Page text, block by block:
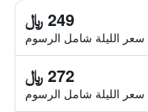
249 ﷼
سعر الليلة شامل الرسوم
272 ﷼
سعر الليلة شامل الرسوم